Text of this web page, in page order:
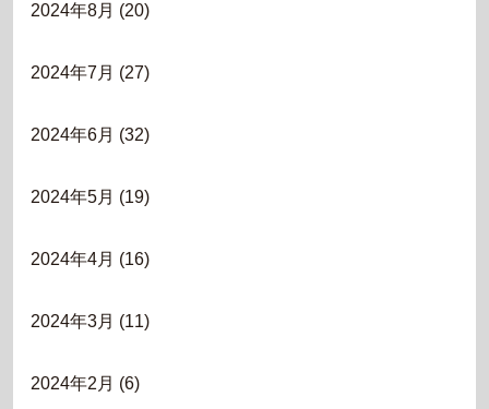
2024年8月 (20)
2024年7月 (27)
2024年6月 (32)
2024年5月 (19)
2024年4月 (16)
2024年3月 (11)
2024年2月 (6)